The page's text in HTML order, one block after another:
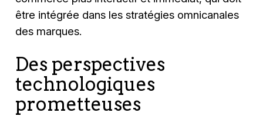
être intégrée dans les stratégies omnicanales
des marques.
Des perspectives
technologiques
prometteuses